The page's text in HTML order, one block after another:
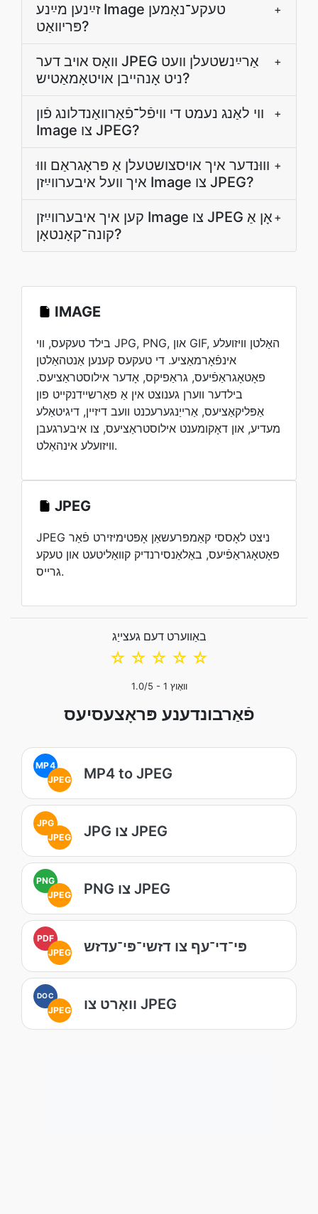
זײַנען מײַנע Image טעקע־נאָמען
פּריוואַט?
+
װאָס אויב דער JPEG אַרײַנשטעלן װעט
ניט אָנהײבן אויטאָמאַטיש?
+
ווי לאַנג נעמט די װיפֿל־פֿאַרװאַנדלונג פֿון
Image צו JPEG?
+
װוּנדער איך אױסצושטעלן אַ פּראָגראַם װוּ
איך װעל איבערװײַזן Image צו JPEG?
+
קען איך איבערװײַזן Image צו JPEG אָן אַ
קונה־קאָנטאָן?
+
IMAGE
בילד טעקעס, ווי JPG, PNG, און GIF, האַלטן וויזועלע
אינפֿאָרמאַציע. די טעקעס קענען אַנטהאַלטן
פאָטאָגראַפֿיעס, גראַפיקס, אָדער אילוסטראַציעס.
בילדער ווערן גענוצט אין אַ פאַרשיידנקייט פון
אַפּליקאַציעס, אַרייַנגערעכנט וועב דיזיין, דיגיטאַלע
מעדיע, און דאָקומענט אילוסטראַציעס, צו איבערגעבן
וויזועלע אינהאַלט.
JPEG
JPEG ניצט לאָססי קאַמפּרעשאַן אָפּטימיזירט פֿאַר
פאָטאָגראַפֿיעס, באַלאַנסירנדיק קוואַליטעט און טעקע
גרייס.
באַווערט דעם געצייַג
☆
☆
☆
☆
☆
1.0/5 - 1 וואָוץ
פֿאַרבונדענע פּראָצעסיעס
MP4
JPEG
MP4 to JPEG
JPG
JPEG
JPG צו JPEG
PNG
JPEG
PNG צו JPEG
PDF
JPEG
פּי־די־עף צו דזשי־פּי־עדזש
DOC
JPEG וואָרט צו JPEG